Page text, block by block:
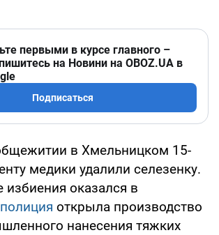
первыми в курсе главного –
на Новини на OBOZ.UA в
Подписаться
в Хмельницком 15-
медики удалили селезенку.
избиения оказался в
полиция открыла производство
нанесения тяжких